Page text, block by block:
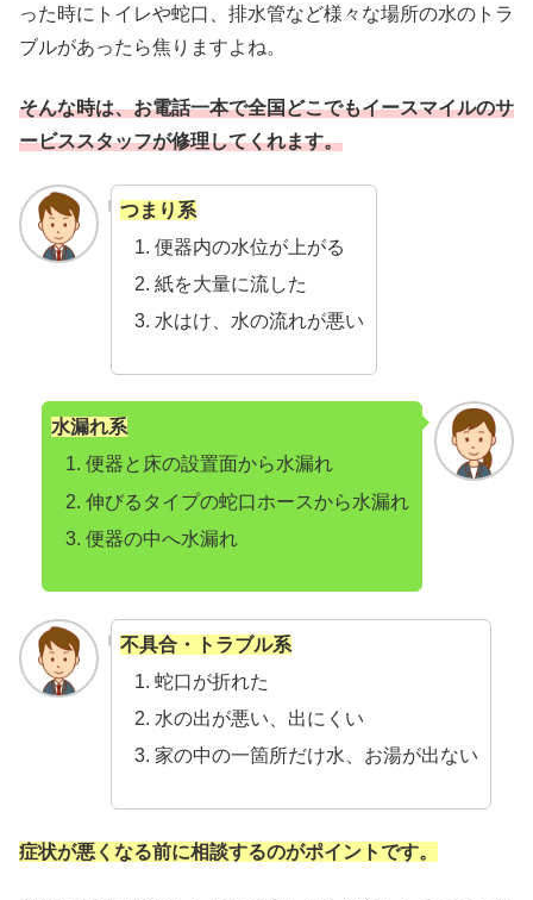
った時にトイレや蛇口、排水管など様々な場所の水のトラ
ブルがあったら焦りますよね。
そんな時は、お電話一本で全国どこでもイースマイルのサ
ービススタッフが修理してくれます。
つまり系
便器内の水位が上がる
紙を大量に流した
水はけ、水の流れが悪い
水漏れ系
便器と床の設置面から水漏れ
伸びるタイプの蛇口ホースから水漏れ
便器の中へ水漏れ
不具合・トラブル系
蛇口が折れた
水の出が悪い、出にくい
家の中の一箇所だけ水、お湯が出ない
症状が悪くなる前に相談するのがポイントです。